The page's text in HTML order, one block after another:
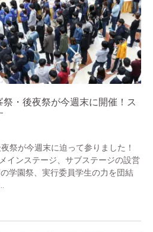
・後夜祭が今週末に開催！ス
祭が今週末に迫って参りました！
インステージ、サブステージの設営
学園祭、実行委員学生の力を団結